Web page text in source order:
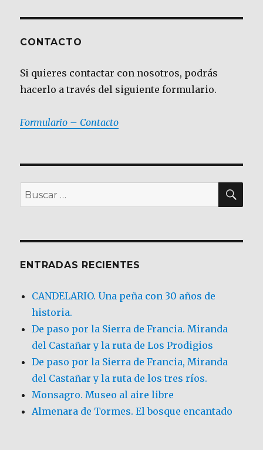
CONTACTO
Si quieres contactar con nosotros, podrás
hacerlo a través del siguiente formulario.
Formulario – Contacto
Buscar
por:
ENTRADAS RECIENTES
CANDELARIO. Una peña con 30 años de
historia.
De paso por la Sierra de Francia. Miranda
del Castañar y la ruta de Los Prodigios
De paso por la Sierra de Francia, Miranda
del Castañar y la ruta de los tres ríos.
Monsagro. Museo al aire libre
Almenara de Tormes. El bosque encantado